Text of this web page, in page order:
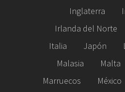
Inglaterra
Irlanda del Norte
Italia
Japón
Malasia
Malta
Marruecos
México